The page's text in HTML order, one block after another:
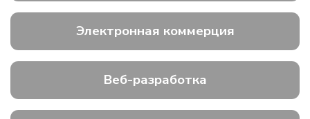
Электронная коммерция
Веб-разработка